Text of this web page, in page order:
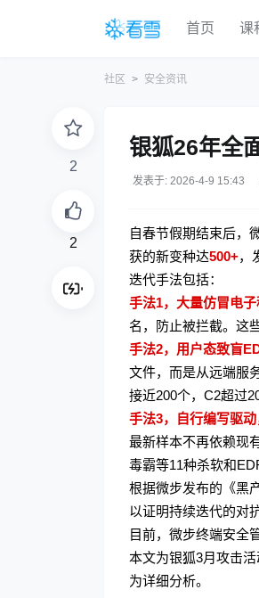
首页 课
社区 安全资讯
2
2
银狐26年全
发表于: 2026-4-9 15:43
自春节假期结束后，
获的新变种达500+，
迭代手法包括：
手法1，大量仿冒电子
名，防止被拦截。这
手法2，用户态致盲
文件，而是从远端服
接近200个，C2超过
手法3，自行编写驱动
最新样本不再依赖现
毒霸等11种杀软和
根据微步发布的《黑
以证明持续迭代的对
目前，微步终端安全
本文为银狐3月攻击
为详细分析。